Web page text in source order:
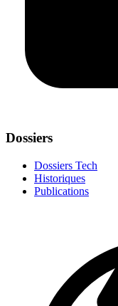
Dossiers
Dossiers Tech
Historiques
Publications